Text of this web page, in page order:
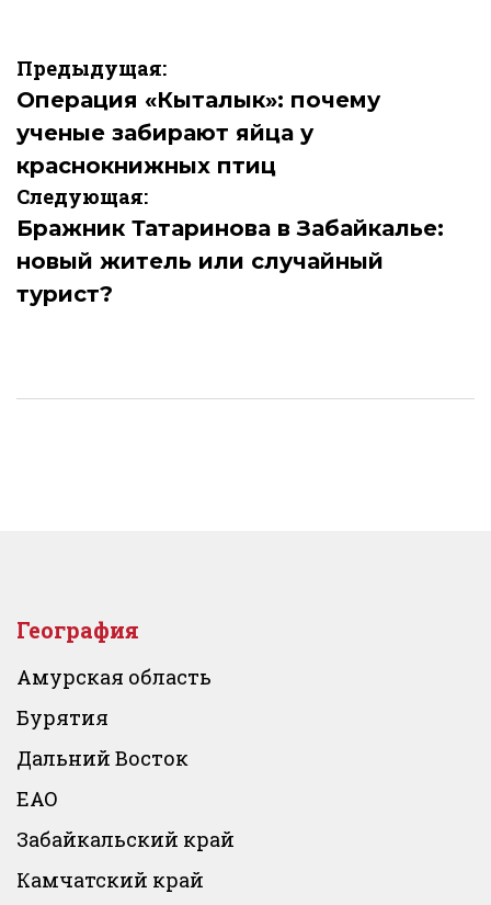
Навигация
по
записям
Предыдущая:
Операция «Кыталык»: почему
ученые забирают яйца у
краснокнижных птиц
Следующая:
Бражник Татаринова в Забайкалье:
новый житель или случайный
турист?
География
Амурская область
Бурятия
Дальний Восток
ЕАО
Забайкальский край
Камчатский край